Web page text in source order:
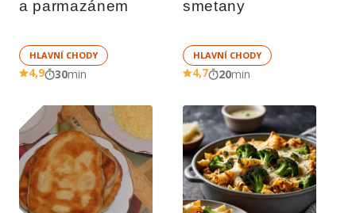
a parmazánem
HLAVNÍ CHODY
4,9 30min
smetany
HLAVNÍ CHODY
4,7 20min